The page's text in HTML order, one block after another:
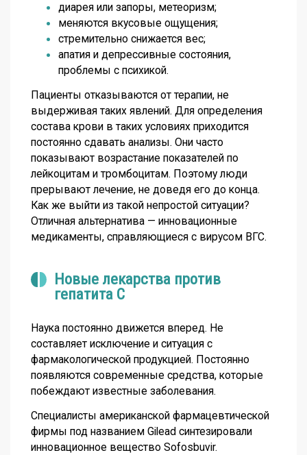
диарея или запоры, метеоризм;
меняются вкусовые ощущения;
стремительно снижается вес;
апатия и депрессивные состояния,
проблемы с психикой.
Пациенты отказываются от терапии, не
выдерживая таких явлений. Для определения
состава крови в таких условиях приходится
постоянно сдавать анализы. Они часто
показывают возрастание показателей по
лейкоцитам и тромбоцитам. Поэтому люди
прерывают лечение, не доведя его до конца.
Как же выйти из такой непростой ситуации?
Отличная альтернатива — инновационные
медикаменты, справляющиеся с вирусом ВГС.
Новые лекарства против
гепатита С
Наука постоянно движется вперед. Не
составляет исключение и ситуация с
фармакологической продукцией. Постоянно
появляются современные средства, которые
побеждают известные заболевания.
Специалисты американской фармацевтической
фирмы под названием Gilead синтезировали
инновационное вещество Sofosbuvir.